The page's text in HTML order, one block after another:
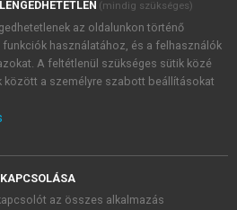
foglaltakat tudomásul
feltételeket, valamint a szotar.netés a
foglaltakat
elfogadom.
(mindig szükséges)
az oldalunkon történő
használatához, és a felhasználók
A feltétlenül szükséges sütik közé
között a személyre szabott beállításokat
az összes alkalmazás